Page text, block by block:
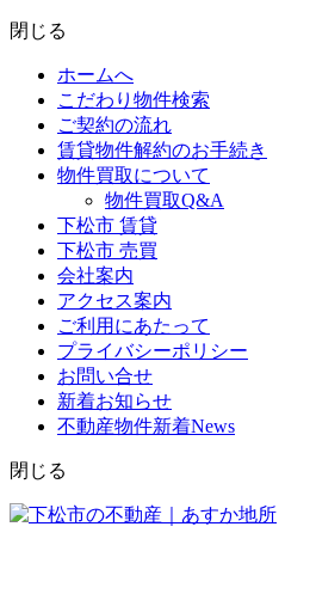
閉じる
ホームへ
こだわり物件検索
ご契約の流れ
賃貸物件解約のお手続き
物件買取について
物件買取Q&A
下松市 賃貸
下松市 売買
会社案内
アクセス案内
ご利用にあたって
プライバシーポリシー
お問い合せ
新着お知らせ
不動産物件新着News
閉じる